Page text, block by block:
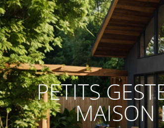
PETITS
MAISON